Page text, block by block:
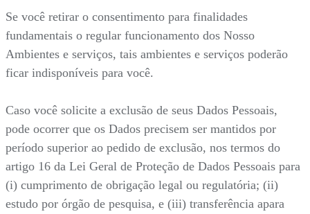
Se você retirar o consentimento para finalidades
fundamentais o regular funcionamento dos Nosso
Ambientes e serviços, tais ambientes e serviços poderão
ficar indisponíveis para você.
Caso você solicite a exclusão de seus Dados Pessoais,
pode ocorrer que os Dados precisem ser mantidos por
período superior ao pedido de exclusão, nos termos do
artigo 16 da Lei Geral de Proteção de Dados Pessoais para
(i) cumprimento de obrigação legal ou regulatória; (ii)
estudo por órgão de pesquisa, e (iii) transferência apara